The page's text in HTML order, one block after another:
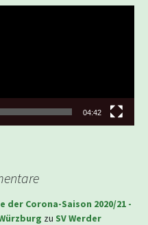
04:42
der Corona-Saison 2020/21 -
zu SV Werder